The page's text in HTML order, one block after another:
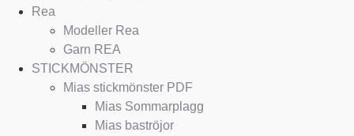
Rea
Modeller Rea
Garn REA
STICKMÖNSTER
Mias stickmönster PDF
Mias Sommarplagg
Mias baströjor